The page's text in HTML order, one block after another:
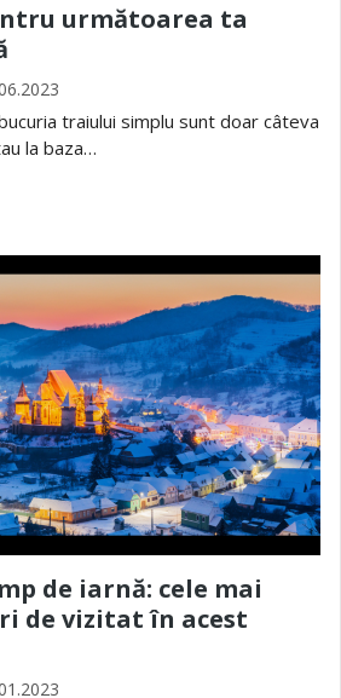
următoarea ta
traiului simplu sunt doar câteva
la baza…
de iarnă: cele mai
de vizitat în acest